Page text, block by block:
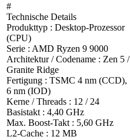
#
Technische Details
Produkttyp : Desktop-Prozessor
(CPU)
Serie : AMD Ryzen 9 9000
Architektur / Codename : Zen 5 /
Granite Ridge
Fertigung : TSMC 4 nm (CCD),
6 nm (IOD)
Kerne / Threads : 12 / 24
Basistakt : 4,40 GHz
Max. Boost-Takt : 5,60 GHz
L2-Cache : 12 MB